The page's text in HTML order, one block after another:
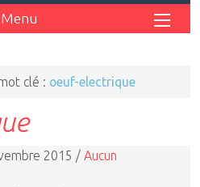
Menu
clé : oeuf-electrique
2015 / Aucun